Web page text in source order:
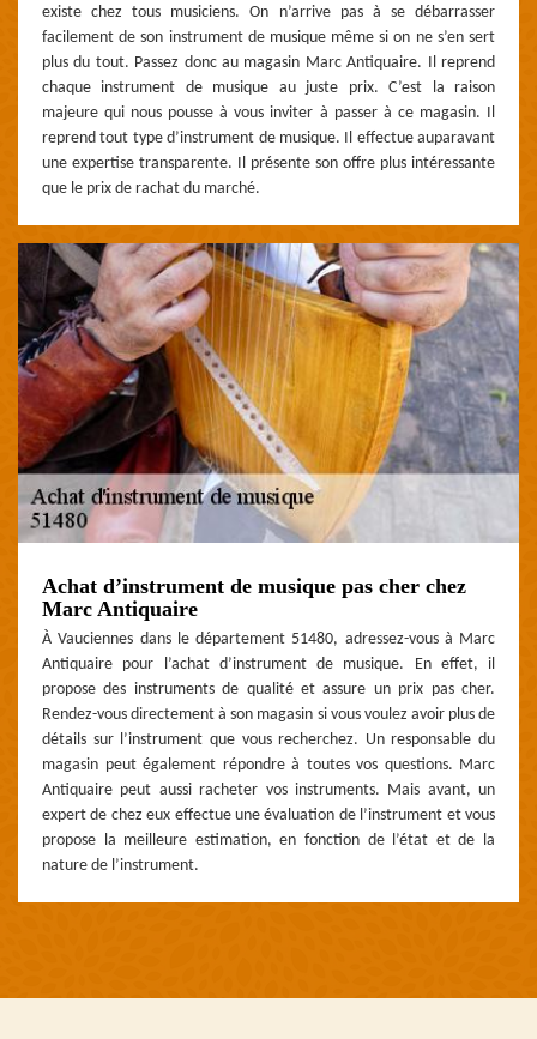
existe chez tous musiciens. On n’arrive pas à se débarrasser
facilement de son instrument de musique même si on ne s’en sert
plus du tout. Passez donc au magasin Marc Antiquaire. Il reprend
chaque instrument de musique au juste prix. C’est la raison
majeure qui nous pousse à vous inviter à passer à ce magasin. Il
reprend tout type d’instrument de musique. Il effectue auparavant
une expertise transparente. Il présente son offre plus intéressante
que le prix de rachat du marché.
Achat d’instrument de musique pas cher chez
Marc Antiquaire
À Vauciennes dans le département 51480, adressez-vous à Marc
Antiquaire pour l’achat d’instrument de musique. En effet, il
propose des instruments de qualité et assure un prix pas cher.
Rendez-vous directement à son magasin si vous voulez avoir plus de
détails sur l’instrument que vous recherchez. Un responsable du
magasin peut également répondre à toutes vos questions. Marc
Antiquaire peut aussi racheter vos instruments. Mais avant, un
expert de chez eux effectue une évaluation de l’instrument et vous
propose la meilleure estimation, en fonction de l’état et de la
nature de l’instrument.